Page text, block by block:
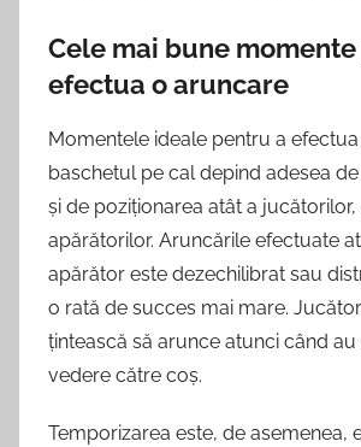
Cele mai bune
efectua o aruncare
Momentele ideale pentru a
baschetul pe cal depind adesea
și de poziționarea atât a jucătorilor,
apărătorilor. Aruncările efectuate
apărător este dezechilibrat sau
o rată de succes mai mare.
țintească să arunce atunci când
vedere către coș.
Temporizarea este, de asemenea,